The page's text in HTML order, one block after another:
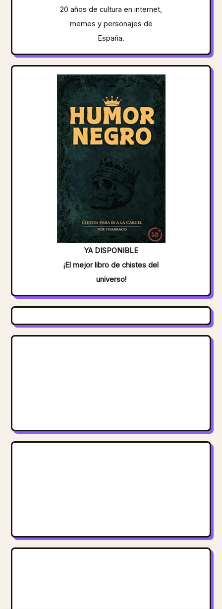
20 años de cultura en internet,
memes y personajes de
España.
YA DISPONIBLE
¡El mejor libro de chistes del
universo!